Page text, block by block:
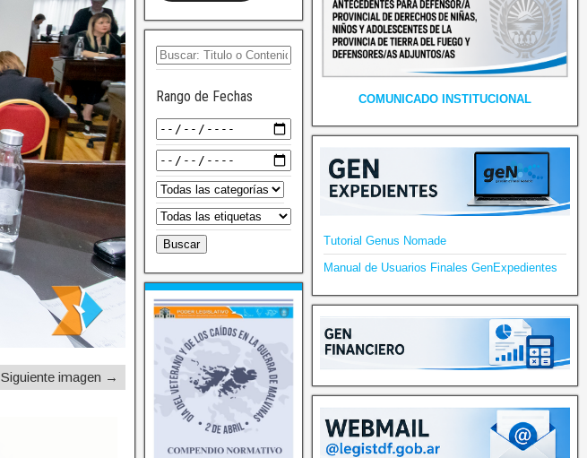
Siguiente imagen →
Rango de Fechas COMUNICADO INSTITUCIONAL
Tutorial Genus Nomade
Manual de Usuarios Finales GenExpedientes